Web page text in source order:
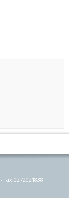
fax 0272021838